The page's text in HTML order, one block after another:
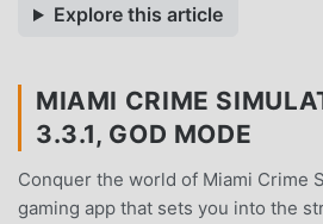
Explore this article
MIAMI CRIME
3.3.1, GOD MODE
Conquer the world of Miami Crime
gaming app that sets you into the